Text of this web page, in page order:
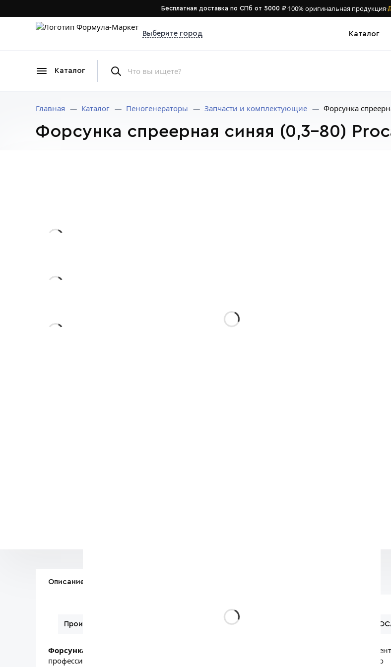
Бесплатная доставка по СПб от 5000 ₽·100% оригинальная продукция·
Выберите город Каталог
Каталог
Главная Каталог Пеногенераторы Запчасти и комплектующие Форсунка
Форсунка спреерная синяя (0,3-80)
Описание
Производитель
Форсунка спреерная синяя Procar (арт. ZZ/01BL)
— это сменный распылительный
профессиональных пеногенераторов и спрееров. Изделие изготовлено из износостойкого